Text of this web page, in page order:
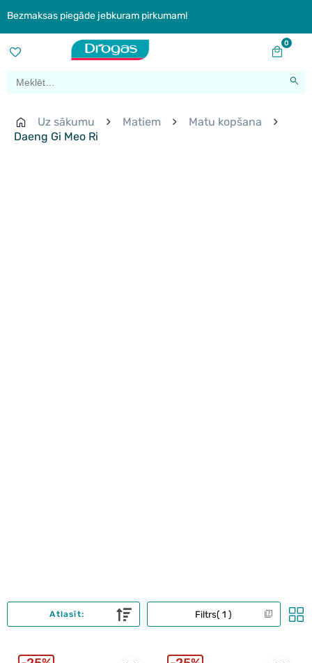
Bezmaksas piegāde jebkuram pirkumam!
0
Uz sākumu Matiem
Matu kopšana
Daeng Gi Meo Ri
Filtrs 1
Atlasīt: